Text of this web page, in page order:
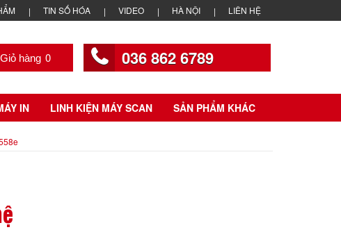
TIN SỐ HÓA VIDEO HÀ NỘI LIÊN HỆ
0 036 862 6789
IN LINH KIỆN MÁY SCAN SẢN PHẨM KHÁC